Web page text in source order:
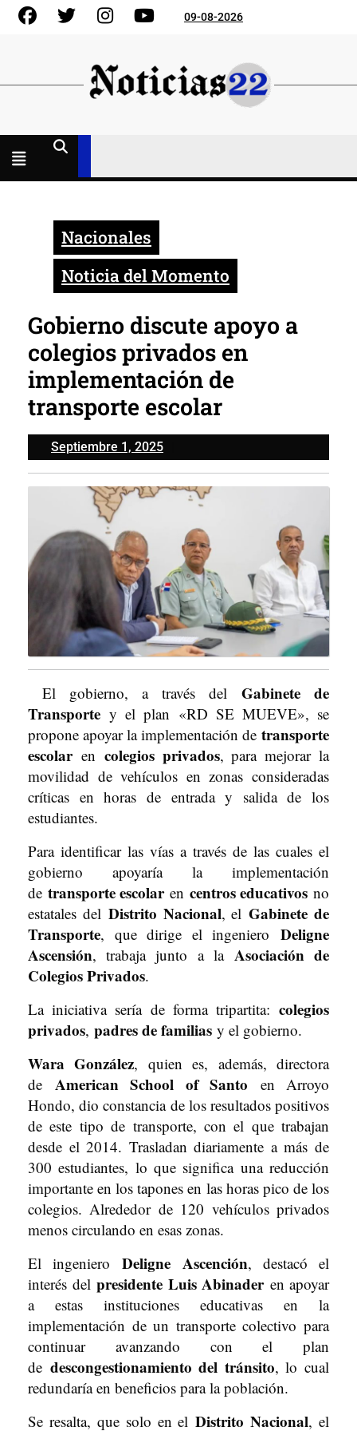
Skip
FacebookGorjeo InstagramYouTube09-08-2026
Nacionales
Noticia del Momento
Gobierno discute apoyo a
colegios privados en
implementación de
transporte escolar
Septiembre 1, 2025Septiembre
1,
2025
El gobierno, a través del Gabinete de
Transporte y el plan «RD SE MUEVE», se
propone apoyar la implementación de transporte
escolaren colegios privados, para mejorar la
movilidad de vehículos en zonas consideradas
críticas en horas de entrada y salida de los
estudiantes.
Para identificar las vías a través de las cuales el
gobierno apoyaría la implementación
de transporte escolaren centros educativos no
estatales del Distrito Nacional, elGabinete de
Transporte, que dirige el ingeniero Deligne
Ascensión, trabaja junto a la Asociación de
Colegios Privados.
La iniciativa sería de forma tripartita: colegios
privados, padres de familias y el gobierno.
Wara González, quien es, además, directora
de American School of Santo en Arroyo
Hondo, dio constancia de los resultados positivos
de este tipo de transporte, con el que trabajan
desde el 2014. Trasladan diariamente a más de
300 estudiantes, lo que significa una reducción
importante en los tapones en las horas pico de los
colegios. Alrededor de 120 vehículos privados
menos circulando en esas zonas.
El ingenieroDeligne Ascención, destacó el
interés del presidente Luis Abinaderen apoyar
a estas instituciones educativas en la
implementación de un transporte colectivo para
continuar avanzando con el plan
de descongestionamiento del tránsito, lo cual
redundaría en beneficios para la población.
Se resalta, que solo en elDistrito Nacional, el